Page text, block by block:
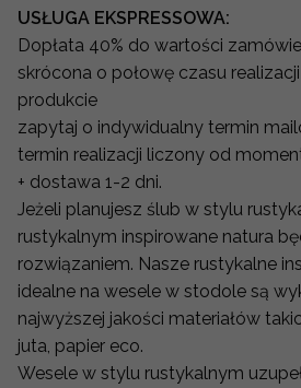
USŁUGA EKSPRESSOWA:
Dopłata 40% do wartości
skrócona o połowę czasu
produkcie
zapytaj o indywidualny termin
termin realizacji liczony od
+ dostawa 1-2 dni.
Jeżeli planujesz ślub w stylu
rustykalnym inspirowane natura
rozwiązaniem. Nasze rustykalne
idealne na wesele w stodole są
najwyższej jakości materiałów
juta, papier eco.
Wesele w stylu rustykalnym